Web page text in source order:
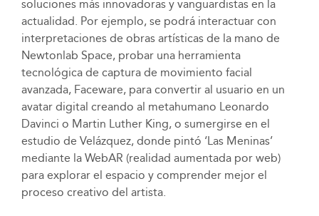
soluciones más innovadoras y vanguardistas en la
actualidad. Por ejemplo, se podrá interactuar con
interpretaciones de obras artísticas de la mano de
Newtonlab Space, probar una herramienta
tecnológica de captura de movimiento facial
avanzada, Faceware, para convertir al usuario en un
avatar digital creando al metahumano Leonardo
Davinci o Martin Luther King, o sumergirse en el
estudio de Velázquez, donde pintó ‘Las Meninas’
mediante la WebAR (realidad aumentada por web)
para explorar el espacio y comprender mejor el
proceso creativo del artista.